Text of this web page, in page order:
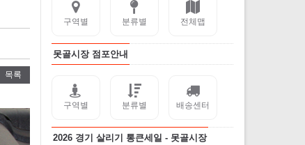
목록
구역별 분류별 전체맵
못골시장 점포안내
구역별 분류별 배송센터
2026 경기 살리기 통큰세일 - 못골시장